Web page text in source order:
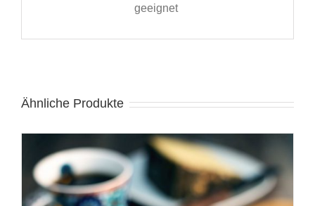
geeignet
Ähnliche Produkte